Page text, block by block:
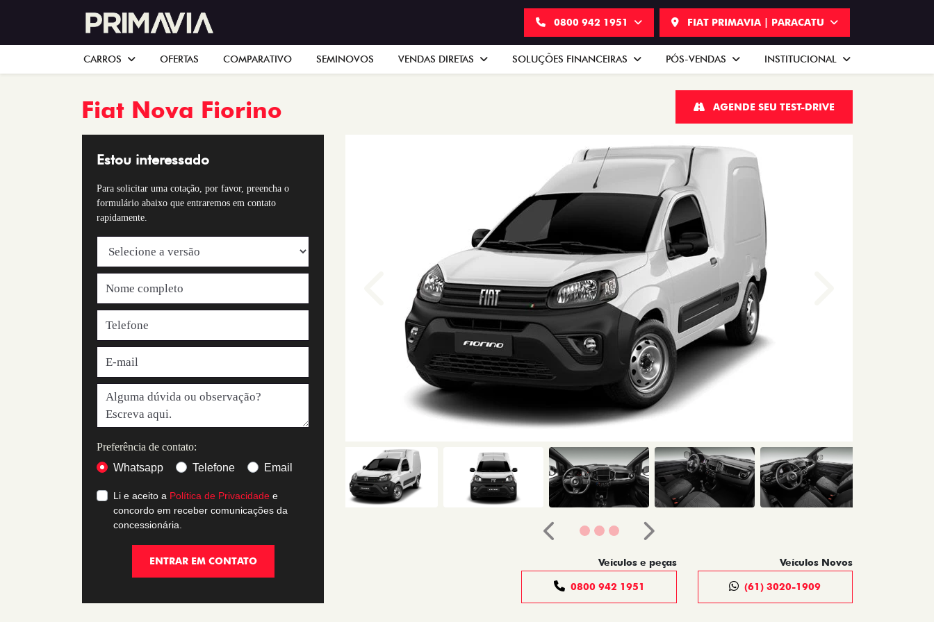
0800 942 1951 FIAT PRIMAVIA | PARACATU
CARROS OFERTAS COMPARATIVO SEMINOVOS VENDAS DIRETAS SOLUÇÕES FINANCEIRAS PÓS-VENDAS INSTITUCIONAL
Fiat Nova Fiorino AGENDE SEU TEST-DRIVE
Estou interessado
Para solicitar uma cotação, por favor, preencha o
formulário abaixo que entraremos em contato
rapidamente.
Preferência de contato:
Whatsapp
Telefone Email
Li e aceito a Política de Privacidade e
concordo em receber comunicações da
concessionária.
ENTRAR EM CONTATO
Anterior
Anterior Próximo
Veículos e peças
0800 942 1951
Veículos Novos
(61) 3020-1909